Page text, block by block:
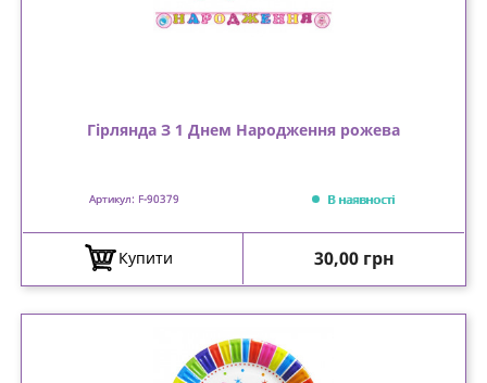
Гірлянда З 1 Днем Народження рожева
Артикул: F-90379 В наявності
Купити Ціна
30,00 грн